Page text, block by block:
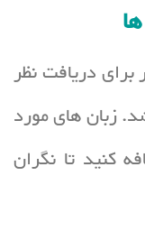
برای دریافت نظر
زبان های مورد
کنید تا نگران